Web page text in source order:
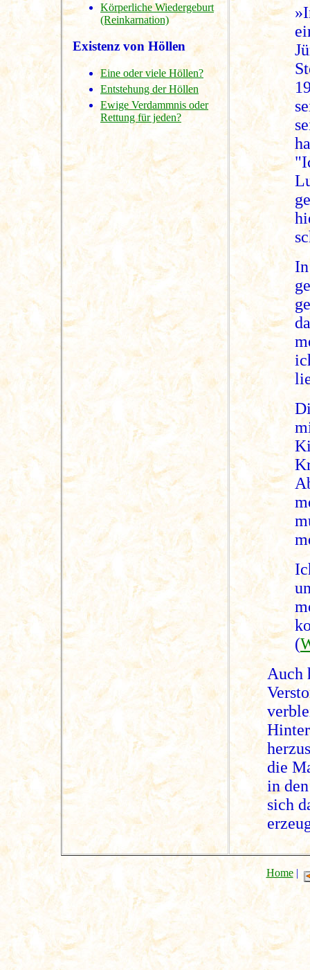
Körperliche Wiedergeburt
(Reinkarnation)
Existenz von Höllen
Eine oder viele Höllen?
Entstehung der Höllen
Ewige Verdammnis oder
Rettung für jeden?
(
Auch
die
in
sich
Home|